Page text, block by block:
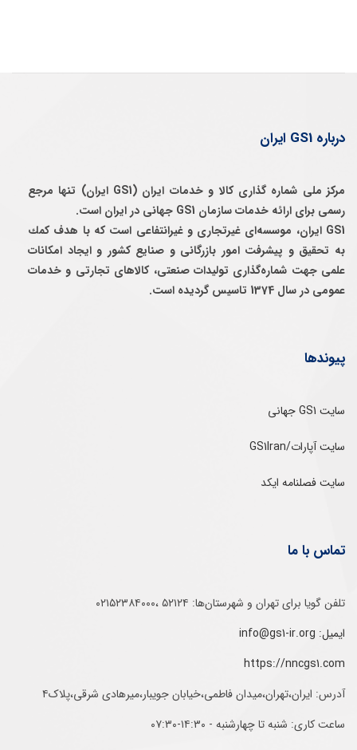
درباره GS1 ایران
مرکز ملی شماره گذاری کالا و خدمات ایران (GS1 ایران) تنها مرجع
رسمی برای ارائه خدمات سازمان GS1 جهانی در ایران است.
GS1 ایران، موسسه‌ای غيرتجاری و غيرانتفاعی است كه با هدف كمك
به تحقيق و پيشرفت امور بازرگانی و صنايع كشور و ايجاد امكانات
علمی جهت شماره‌گذاری توليدات صنعتی، كالاهای تجارتی و خدمات
عمومی در سال 1374 تاسيس گرديده است.
پیوندها
سایت GS1 جهانی
سایت آپارات/GS1Iran
سایت فصلنامه ایکد
تماس با ما
تلفن‌ گویا برای‌ تهران‌‌ و‌ شهرستان‌ها:‌ ۵۲۱۲۴ ،۰۲۱۵۲۳۸۴۰۰۰
ایمیل: info@gs1-ir.org
https://nncgs1.com
آدرس: ایران،تهران،میدان فاطمی،خیابان جویبار،میرهادی شرقی،پلاک۴
ساعت کاری: شنبه تا چهارشنبه - ۱۴:۳۰-۰۷:۳۰